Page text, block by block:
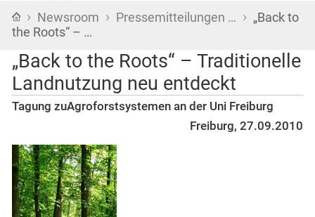
Startseite
› Newsroom › Pressemitteilungen … › „Back to
the Roots“ – …
„Back to the Roots“ – Traditionelle
Landnutzung neu entdeckt
Tagung zuAgroforstsystemen an der Uni Freiburg
Freiburg, 27.09.2010